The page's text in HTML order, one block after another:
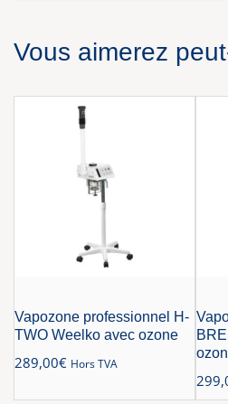
Vous aimerez
Vapozone professionnel H-
TWO Weelko avec ozone
289,00€ Hors TVA